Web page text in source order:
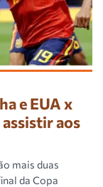
e EUA x
aos
mais duas
da Copa